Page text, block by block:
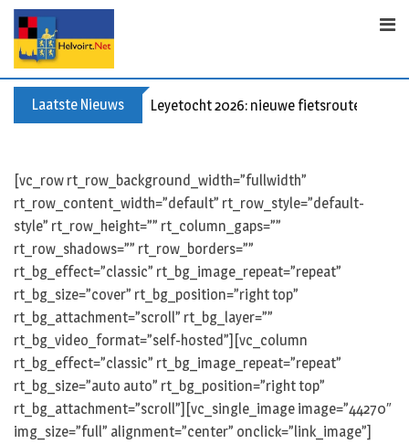
Skip
content
Laatste Nieuws Leyetocht 2026: nieuwe fietsroutes
[vc_row rt_row_background_width=”fullwidth”
rt_row_content_width=”default” rt_row_style=”default-
style” rt_row_height=”” rt_column_gaps=””
rt_row_shadows=”” rt_row_borders=””
rt_bg_effect=”classic” rt_bg_image_repeat=”repeat”
rt_bg_size=”cover” rt_bg_position=”right top”
rt_bg_attachment=”scroll” rt_bg_layer=””
rt_bg_video_format=”self-hosted”][vc_column
rt_bg_effect=”classic” rt_bg_image_repeat=”repeat”
rt_bg_size=”auto auto” rt_bg_position=”right top”
rt_bg_attachment=”scroll”][vc_single_image image=”44270″
img_size=”full” alignment=”center” onclick=”link_image”]